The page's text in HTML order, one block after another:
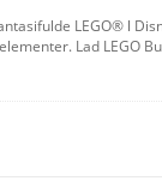
LEGO® ǀ
Lad
separat). Sjove